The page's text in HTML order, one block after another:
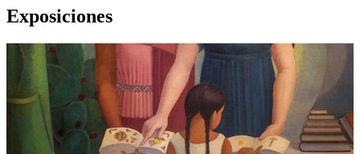
Exposiciones